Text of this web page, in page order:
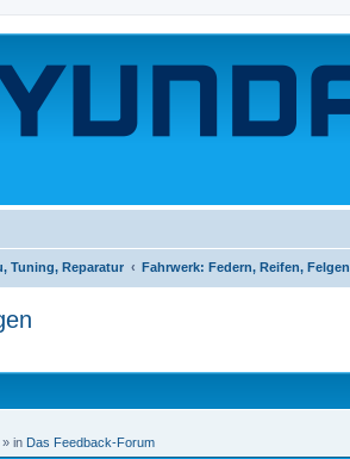
Tuning, Reparatur Fahrwerk: Federn, Reifen, Felgen
» in Das Feedback-Forum